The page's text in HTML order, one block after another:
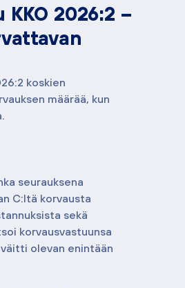
2026:2 –
koskien
määrää, kun
seurauksena
C:ltä korvausta
sekä
korvausvastuunsa
olevan enintään